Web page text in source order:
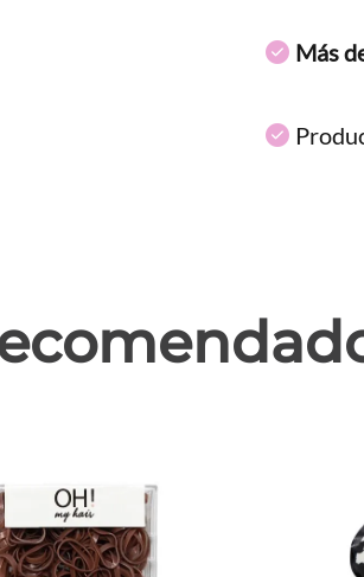
Más